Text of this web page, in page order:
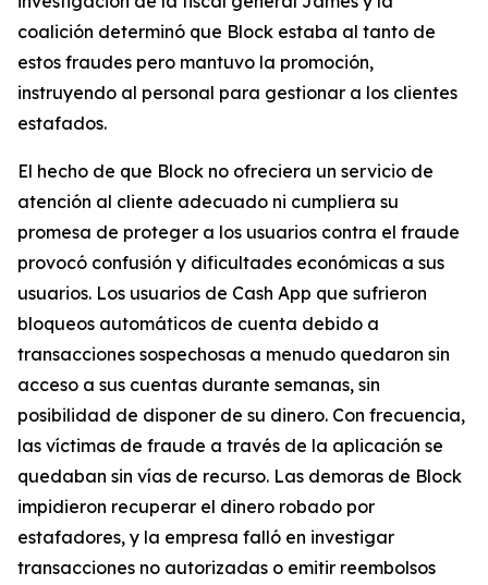
coalición determinó que Block estaba al tanto de
estos fraudes pero mantuvo la promoción,
instruyendo al personal para gestionar a los clientes
estafados.
El hecho de que Block no ofreciera un servicio de
atención al cliente adecuado ni cumpliera su
promesa de proteger a los usuarios contra el fraude
provocó confusión y dificultades económicas a sus
usuarios. Los usuarios de Cash App que sufrieron
bloqueos automáticos de cuenta debido a
transacciones sospechosas a menudo quedaron sin
acceso a sus cuentas durante semanas, sin
posibilidad de disponer de su dinero. Con frecuencia,
las víctimas de fraude a través de la aplicación se
quedaban sin vías de recurso. Las demoras de Block
impidieron recuperar el dinero robado por
estafadores, y la empresa falló en investigar
transacciones no autorizadas o emitir reembolsos